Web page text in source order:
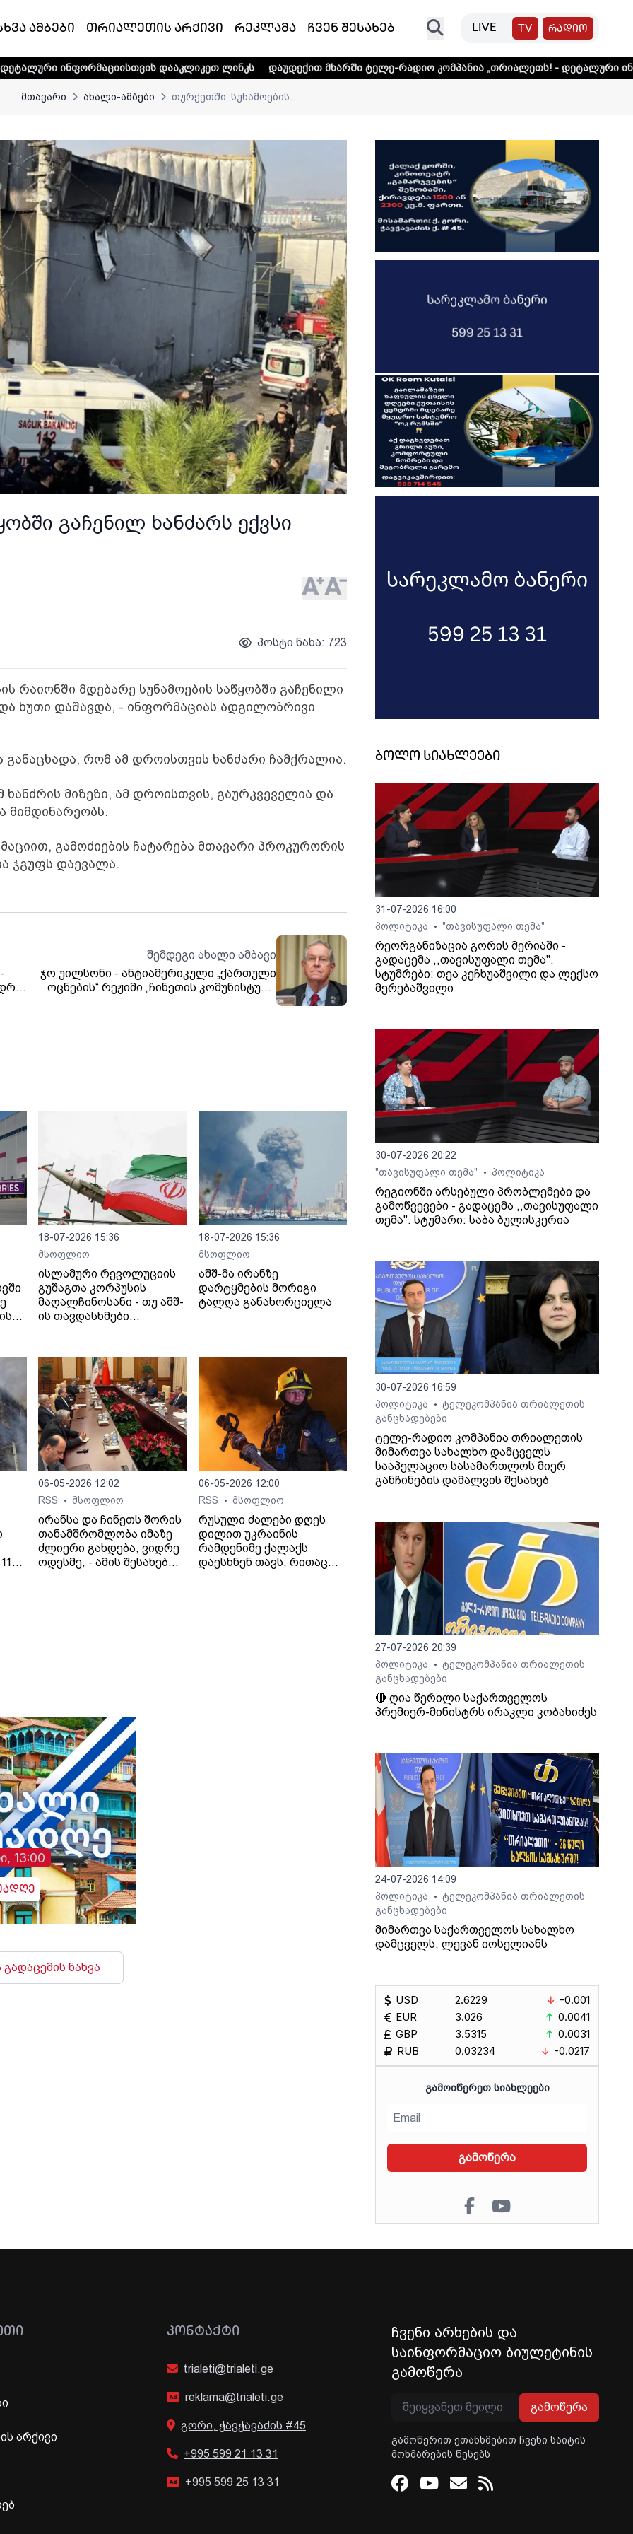
ამბები თრიალეთის არქივი რეკლამა ჩვენ შესახებ LIVE TV რადიო
დააკლიკეთ ლინკს დაუდექით მხარში ტელე-რადიო კომპანია „თრიალეთს! - დეტალური
მთავარი ახალი-ამბები თურქეთში, სუნამოების...
გაჩენილ ხანძარს ექვსი
პოსტი ნახა: 723
რაიონში მდებარე სუნამოების საწყობში გაჩენილი
ხუთი დაშავდა, - ინფორმაციას ადგილობრივი
განაცხადა, რომ ამ დროისთვის ხანძარი ჩამქრალია.
მიზეზი, ამ დროისთვის, გაურკვეველია და
მიმდინარეობს.
გამოძიების ჩატარება მთავარი პროკურორის
ჯგუფს დაევალა.
შემდეგი ახალი ამბავი
ჯო უილსონი - ანტიამერიკული „ქართული
ოცნების“ რეჟიმი „ჩინეთის კომუნისტური
პარტიის“ ავადმყოფურ რეჟიმთან
სურს
18-07-2026 15:36
მსოფლიო
ისლამური რევოლუციის
გუშაგთა კორპუსის
მაღალჩინოსანი - თუ აშშ-
ის თავდასხმები
შეტევითი ოპერაციების
ფაზაში გადავალთ.
18-07-2026 15:36
მსოფლიო
აშშ-მა ირანზე
დარტყმების მორიგი
ტალღა განახორციელა
06-05-2026 12:02
RSS
• მსოფლიო
ირანსა და ჩინეთს შორის
თანამშრომლობა იმაზე
ძლიერი გახდება, ვიდრე
ოდესმე, - ამის შესახებ
შეხვედრაზე ჩინეთს
„ირანის ახლო მეგობარი“
უწოდა. „არსებულ
ვითარებაში, ჩვენს
ქვეყნებს შორის
ორმხრივი
თანამშრომლობა კიდევ
უფრო გაძლიერდება“, -
განაცხადა აბას არაღჩიმ.
06-05-2026 12:00
RSS
• მსოფლიო
რუსული ძალები დღეს
დილით უკრაინის
რამდენიმე ქალაქს
დაესხნენ თავს, რითაც
13:00
ნახვა
ბოლო სიახლეები
31-07-2026 16:00
პოლიტიკა
• "თავისუფალი თემა"
რეორგანიზაცია გორის მერიაში -
გადაცემა ,,თავისუფალი თემა".
სტუმრები: თეა კეჩხუაშვილი და ლექსო
მერებაშვილი
30-07-2026 20:22
"თავისუფალი თემა"
• პოლიტიკა
რეგიონში არსებული პრობლემები და
გამოწვევები - გადაცემა ,,თავისუფალი
თემა". სტუმარი: საბა ბულისკერია
30-07-2026 16:59
პოლიტიკა
•
ტელეკომპანია თრიალეთის
განცხადებები
ტელე-რადიო კომპანია თრიალეთის
მიმართვა სახალხო დამცველს
სააპელაციო სასამართლოს მიერ
განჩინების დამალვის შესახებ
27-07-2026 20:39
პოლიტიკა
•
ტელეკომპანია თრიალეთის
განცხადებები
🔴 ღია წერილი საქართველოს
პრემიერ-მინისტრს ირაკლი კობახიძეს
24-07-2026 14:09
პოლიტიკა
•
ტელეკომპანია თრიალეთის
განცხადებები
მიმართვა საქართველოს სახალხო
დამცველს, ლევან იოსელიანს
USD
EUR
GBP
RUB
2.6229
3.026
3.5315
0.03234
-0.001
0.0041
0.0031
-0.0217
ᲒᲐᲛᲝᲘᲬᲔᲠᲔᲗ ᲡᲘᲐᲮᲚᲔᲔᲑᲘ
გამოწერა
არქივი
ᲙᲝᲜᲢᲐᲥᲢᲘ
trialeti@trialeti.ge
reklama@trialeti.ge
გორი, ჭავჭავაძის #45
+995 599 21 13 31
+995 599 25 13 31
ჩვენი არხების და
საინფორმაციო ბიულეტინის
გამოწერა
გამოწერა
გამოწერით ეთანხმებით ჩვენი საიტის
მოხმარების წესებს
Facebook
Youtube
Email
RSS